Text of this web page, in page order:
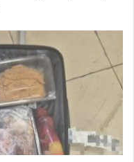
إ
ك
و